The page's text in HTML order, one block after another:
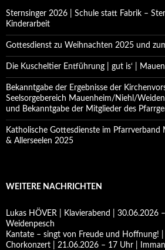
Sternsinger 2026 | Schule statt Fabrik –
Kinderarbeit
Gottesdienst zu Weihnachten 2025 und
Die Kuscheltier Entführung | gut is‘ |
Bekanntgabe der Ergebnisse der
Seelsorgebereich Mauenheim/Niehl/
und Bekanntgabe der Mitglieder des
Katholische Gottesdienste im Pfarrverband
& Allerseelen 2025
WEITERE NACHRICHTEN
Lukas HÖVER | Klavierabend | 30.06.2026
Weidenpesch
Kantate – singt von Freude und Hoffnung!
Chorkonzert | 21.06.2026 – 17 Uhr |